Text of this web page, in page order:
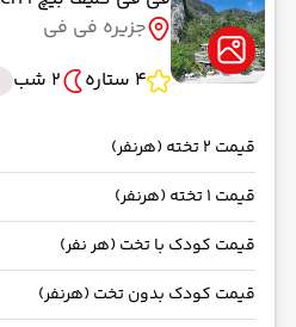
جزیره فی فی
4 ستاره
2 شب
قیمت 2 تخته (هرنفر)
قیمت 1 تخته (هرنفر)
قیمت کودک با تخت (هر نفر)
قیمت کودک بدون تخت (هرنفر)